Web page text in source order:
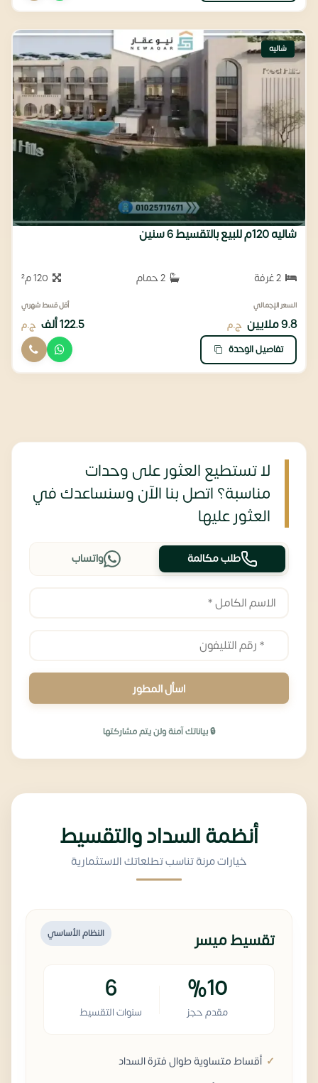
شاليه
شاليه 120م للبيع بالتقسيط 6 سنين
2 حمام
السعر الإجمالي
9.8 ملايين ج.م
أقل قسط شهري
122.5 ألف ج.م
تفاصيل الوحدة
لا تستطيع العثور على وحدات
مناسبة؟ اتصل بنا الآن وسنساعدك في
العثور عليها
طلب مكالمة واتساب
اسأل المطور
🔒 بياناتك آمنة ولن يتم مشاركتها
أنظمة السداد والتقسيط
خيارات مرنة تناسب تطلعاتك الاستثمارية
النظام الأساسي تقسيط ميسر
%10
مقدم حجز
6
سنوات التقسيط
أقساط متساوية طوال فترة السداد